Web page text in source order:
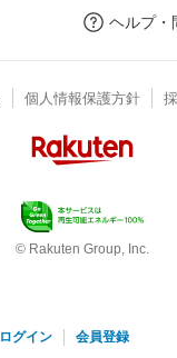
ヘルプ・
個人情報保護方針
© Rakuten Group, Inc.
ログイン 会員登録